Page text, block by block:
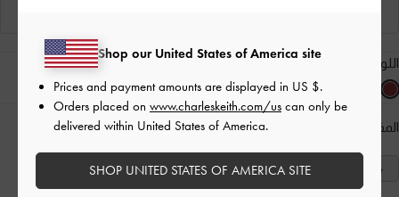
اللون:
المقاس: دليل المقاسات
35
37
38
39
40
Shop our United States of America site
Prices and payment amounts are displayed in US $.
Orders placed on www.charleskeith.com/us can only be
delivered within United States of America.
SHOP UNITED STATES OF AMERICA SITE